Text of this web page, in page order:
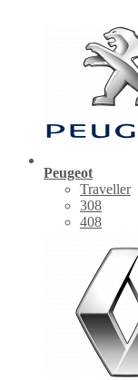
Peugeot
Traveller
308
408